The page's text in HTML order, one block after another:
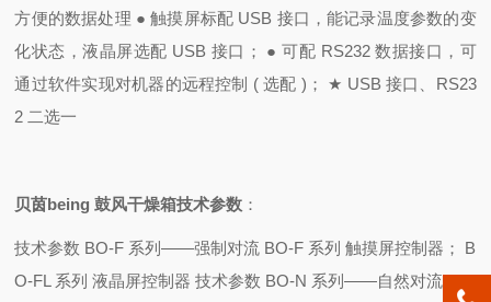
方便的数据处理 ●触摸屏标配 USB 接口，能记录温度参数的变
化状态，液晶屏选配 USB 接口； ●可配 RS232数据接口，可
通过软件实现对机器的远程控制 (选配 ) ； ★ USB 接口、 RS23
2 二选一
贝茵being 鼓风干燥箱技术参数 ：
技术参数 BO-F 系列——强制对流 BO-F 系列 触摸屏控制器；
B
O-FL 系列 液晶屏控制器 技术参数 BO-N 系列——自然对流 BO